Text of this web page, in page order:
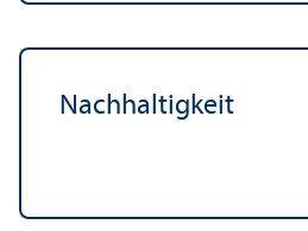
Nachhaltigkeit